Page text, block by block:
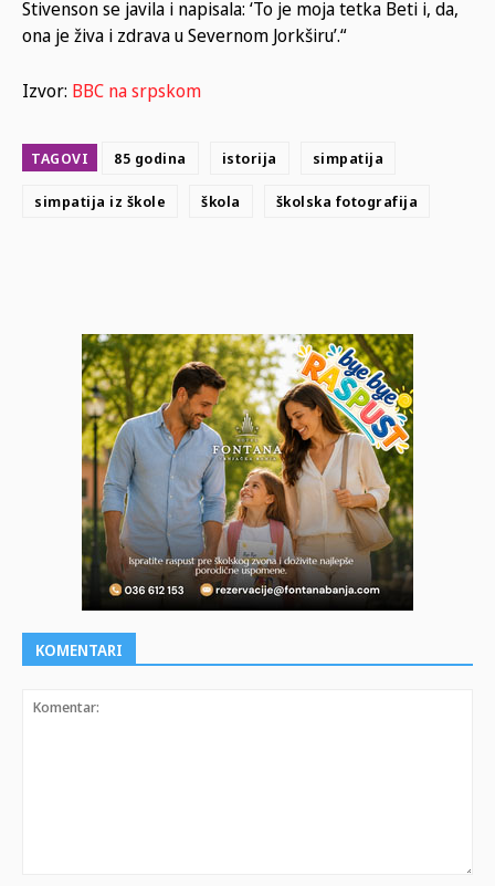
Stivenson se javila i napisala: ‘To je moja tetka Beti i, da,
ona je živa i zdrava u Severnom Jorkširu’.“
Izvor: BBC na srpskom
TAGOVI 85 godina istorija simpatija
simpatija iz škole škola školska fotografija
KOMENTARI